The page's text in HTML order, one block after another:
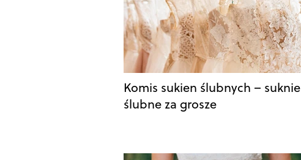
Komis sukien ślubnych – suknie
ślubne za grosze